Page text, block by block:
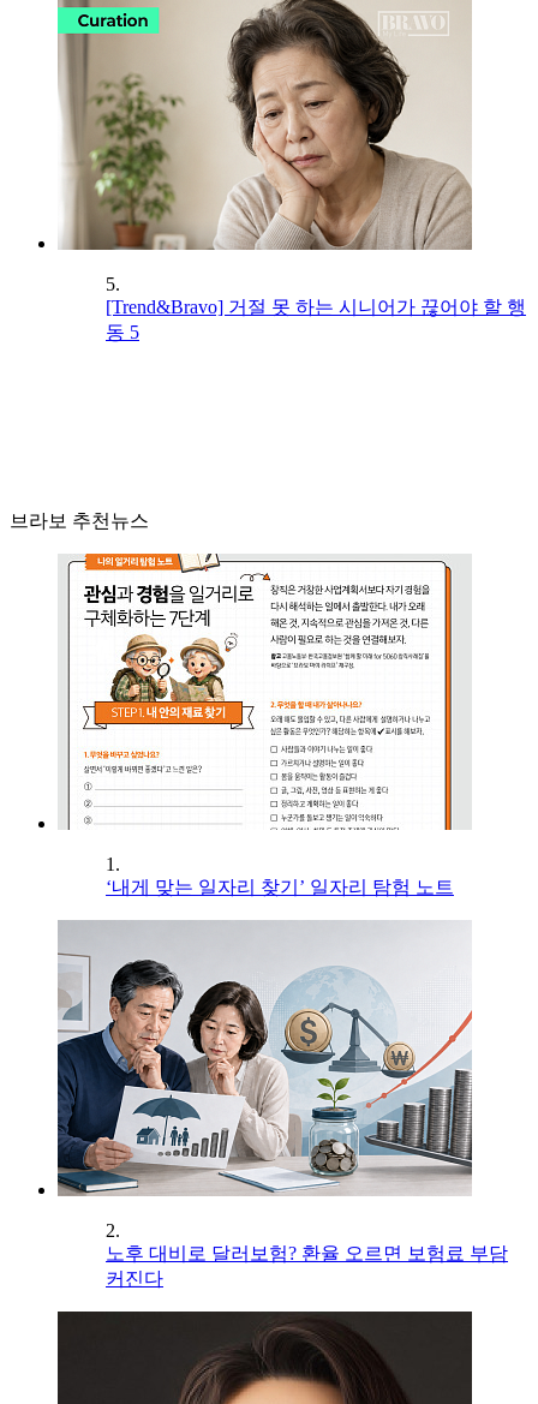
5.
[Trend&Bravo] 거절 못 하는 시니어가 끊어야 할 행
동 5
브라보 추천뉴스
1.
‘내게 맞는 일자리 찾기’ 일자리 탐험 노트
2.
노후 대비로 달러보험? 환율 오르면 보험료 부담
커진다